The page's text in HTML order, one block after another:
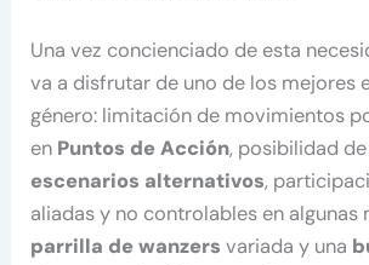
Una vez concienciado de esta
va a disfrutar de uno de los mejores
género: limitación de movimientos
en Puntos de Acción, posibilidad
escenarios alternativos,
aliadas y no controlables en algunas
parrilla de wanzersvariada y una